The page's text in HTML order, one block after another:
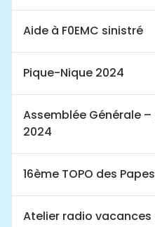
Aide à F0EMC sinistré
Pique-Nique 2024
Assemblée Générale –
2024
16ème TOPO des
Atelier radio